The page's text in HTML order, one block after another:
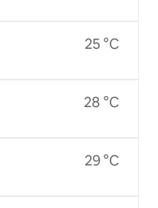
25 °C
28 °C
29 °C